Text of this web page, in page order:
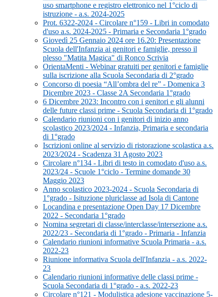
uso smartphone e registro elettronico nel 1°ciclo di
istruzione - a.s. 2024-2025
Prot. 6322-2024 - Circolare n°159 - Libri in comodato
d'uso a.s. 2024-2025 - Primaria e Secondaria 1°grado
Giovedì 25 Gennaio 2024 ore 16.20: Presentazione
Scuola dell'Infanzia ai genitori e famiglie, presso il
plesso "Matita Magica" di Ronco Scrivia
OrientaMenti - Webinar gratuiti per genitori e famiglie
sulla iscrizione alla Scuola Secondaria di 2°grado
Concorso di poesia “All’ombra del re” - Domenica 3
Dicembre 2023 - Classe 2A Secondaria 1°grado
6 Dicembre 2023: Incontro con i genitori e gli alunni
delle future classi prime - Scuola Secondaria di 1°grado
Calendario riunioni con i genitori di inizio anno
scolastico 2023/2024 - Infanzia, Primaria e secondaria
di 1°grado
Iscrizioni online al servizio di ristorazione scolastica a.s.
2023/2024 - Scadenza 31 Agosto 2023
Circolare n°134 - Libri di testo in comodato d'uso a.s.
2023/24 - Scuole 1°ciclo - Termine domande 30
Maggio 2023
Anno scolastico 2023-2024 - Scuola Secondaria di
1°grado - Isituzione pluriclasse ad Isola di Cantone
Locandina e presentazione Open Day 17 Dicembre
2022 - Secondaria 1°grado
Nomina segretari di classe/interclasse/intersezione a.s.
2022/23 - Secondaria di 1°grado - Primaria - Infanzia
Calendario riunioni informative Scuola Primaria - a.s.
2022-23
Riunione informativa Scuola dell'Infanzia - a.s. 2022-
23
Calendario riunioni informative delle classi prime -
Scuola Secondaria di 1°grado - a.s. 2022-23
Circolare n°121 - Modulistica adesione vaccinazione 5-